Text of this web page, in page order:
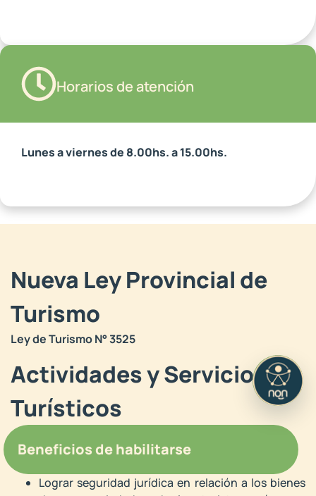
Horarios de atención
Lunes a viernes de 8.00hs. a 15.00hs.
Nueva Ley Provincial de
Turismo
Ley de Turismo N° 3525
Actividades y Servicios
Turísticos
Beneficios de habilitarse
Lograr seguridad jurídica en relación a los bienes